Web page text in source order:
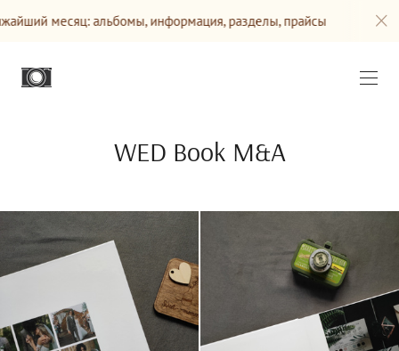
месяц: альбомы, информация, разделы, прайсы Сайт
WED Book M&A